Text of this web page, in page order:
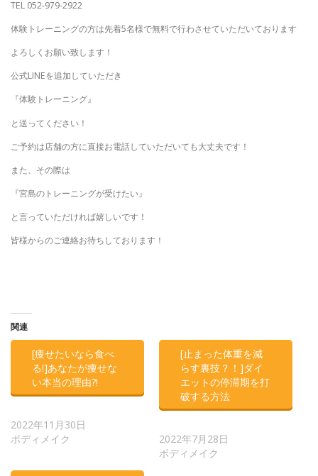
TEL 052-979-2922
体験トレーニングの方は先着5名様で無料で行わさせていただいております
よろしくお願い致します！
公式LINEを追加していただき
『体験トレーニング』
と送ってください！
ご予約は店舗の方に直接お電話していただいても大丈夫です！
また、その際は
『宮島のトレーニングが受けたい』
と言っていただければ嬉しいです！
皆様からのご連絡お待ちしております！
関連
[痩せたいなら食べ
る!]あなたが痩せな
い本当の理由?!
2022年11月30日
ボディメイク
[止まった体重を減
らす裏技？！]ダイ
エットの停滞期を打
破する方法
2022年7月28日
ボディメイク